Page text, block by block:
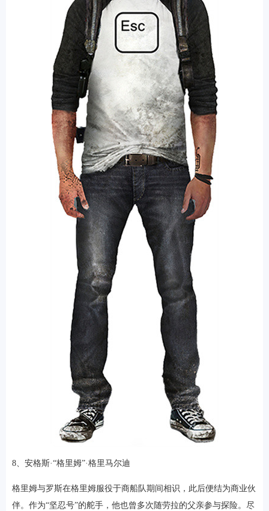
8、安格斯·“格里姆”·格里马尔迪
格里姆与罗斯在格里姆服役于商船队期间相识，此后便结为商业伙
伴。作为“坚忍号”的舵手，他也曾多次随劳拉的父亲参与探险。尽